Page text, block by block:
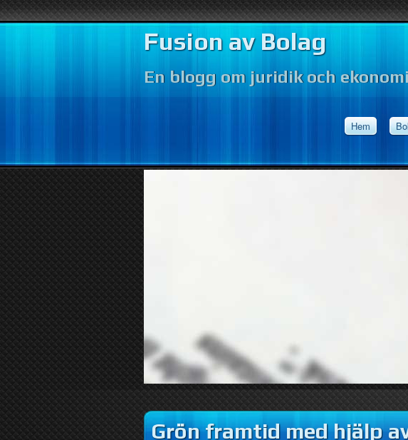
Fusion av Bolag
En blogg om juridik och
Hem
Grön framtid med hjälp